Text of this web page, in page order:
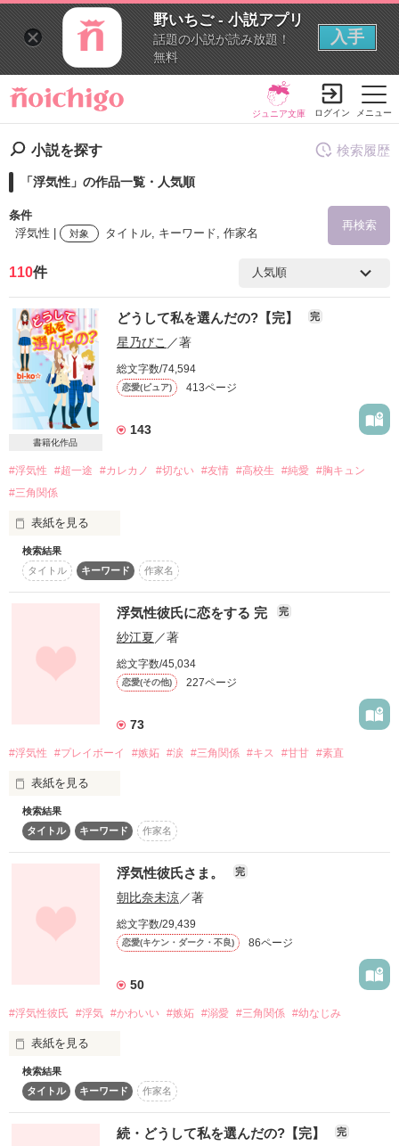
野いちご - 小説アプリ
話題の小説が読み放題！
無料
入手
メニュー
ジュニア文庫 ログイン
小説を探す
「浮気性」の作品一覧・人気順
条件
浮気性 |
対象 タイトル, キーワード, 作家名
再検索
検索ワード
を含む
詳しく検索
検索対象
タイトル キーワード 作家名 表紙コメント
あらすじ
ジャンル
全て
作品の長さ 長編 中編
コンテスト
超短編で謎をしかけろ！100文字ミステリーコンテスト
復刻！夏の野いちごビギナーズ応援コンテスト～中・長編チ
ャレンジ！～
スターツ出版小説投稿サイト合同企画「1話からの長編大
賞」野いちご！会場
検索履歴
110件
書籍化作品
どうして私を選んだの?【完】 完
星乃びこ ／著
総文字数/74,594
恋愛(ピュア) 413ページ
143
#浮気性 #超一途 #カレカノ #切ない #友情 #高校生 #純愛
#胸キュン
#三角関係
表紙を見る
――ねぇ、遥斗(はると)くん…なんであなたは
あの時、私を選んだの?
私は、本当に…あなたの彼女なのかな…?
桜庭優芽(ゆめ)
検索結果
タイトル
キーワード 作家名
浮気性彼氏に恋をする 完 完
紗江夏 ／著
総文字数/45,034
恋愛(その他) 227ページ
73
#浮気性 #プレイボーイ #嫉妬 #涙 #三角関係 #キス #甘甘 #素直
表紙を見る
*一途な彼女
*プレイボーイな彼氏
黒井 隼人
「私の事なんて好きじゃないのかな」
検索結果
タイトル
キーワード 作家名
浮気性彼氏さま。 完
朝比奈未涼／著
総文字数/29,439
恋愛(キケン・ダーク・不良) 86ページ
50
#浮気性彼氏 #浮気 #かわいい #嫉妬 #溺愛 #三角関係 #幼なじみ
表紙を見る
検索結果
タイトル
キーワード 作家名
続・どうして私を選んだの?【完】 完